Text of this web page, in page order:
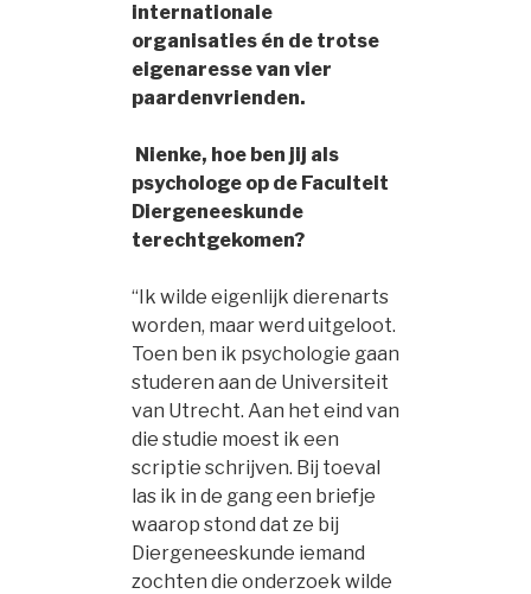
internationale
organisaties én de trotse
eigenaresse van vier
paardenvrienden.
Nienke, hoe ben jij als
psychologe op de Faculteit
Diergeneeskunde
terechtgekomen?
“Ik wilde eigenlijk dierenarts
worden, maar werd uitgeloot.
Toen ben ik psychologie gaan
studeren aan de Universiteit
van Utrecht. Aan het eind van
die studie moest ik een
scriptie schrijven. Bij toeval
las ik in de gang een briefje
waarop stond dat ze bij
Diergeneeskunde iemand
zochten die onderzoek wilde